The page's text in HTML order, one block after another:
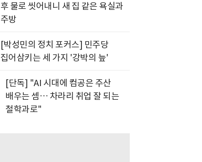
후 물로 씻어내니 새 집 같은 욕실과
주방
[박성민의 정치 포커스] 민주당
집어삼키는 세 가지 '강박의 늪'
[단독] "AI 시대에 컴공은 주산
배우는 셈… 차라리 취업 잘 되는
철학과로"